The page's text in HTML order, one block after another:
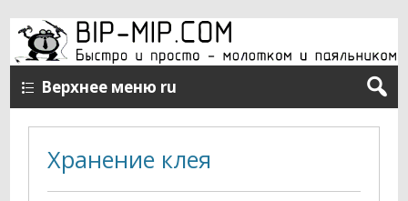
Верхнее меню ru
Хранение клея